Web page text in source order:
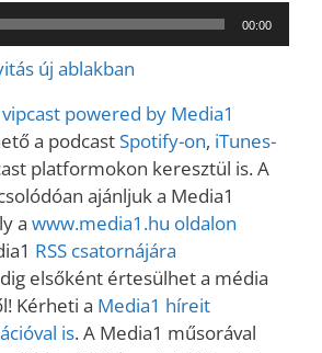
00:00
új ablakban
powered by Media1
a podcastSpotify-on, iTunes-
platformokon keresztül is. A
ajánljuk a Media1
a www.media1.hu oldalon
RSS csatornájára
elsőként értesülhet a média
Kérheti a Media1 híreit
is. A Media1 műsorával